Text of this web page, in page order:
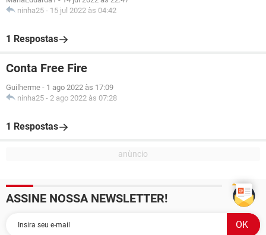
ninha25 - 15 jul 2022 às 04:42
1 Respostas
Conta Free Fire
Guilherme - 1 ago 2022 às 17:09
ninha25 - 2 ago 2022 às 07:28
1 Respostas
ASSINE NOSSA NEWSLETTER!